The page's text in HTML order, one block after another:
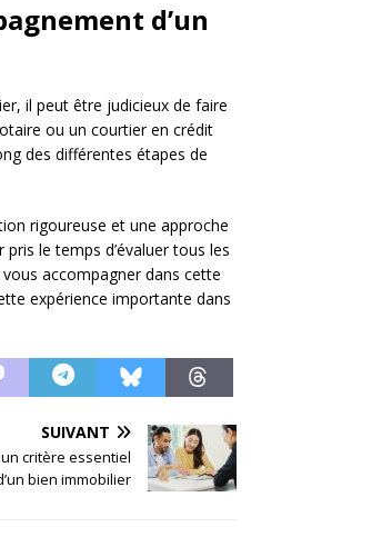
d’un
il peut être judicieux de faire
ou un courtier en crédit
des différentes étapes de
rigoureuse et une approche
le temps d’évaluer tous les
accompagner dans cette
expérience importante dans
SUIVANT
critère essentiel
bien immobilier